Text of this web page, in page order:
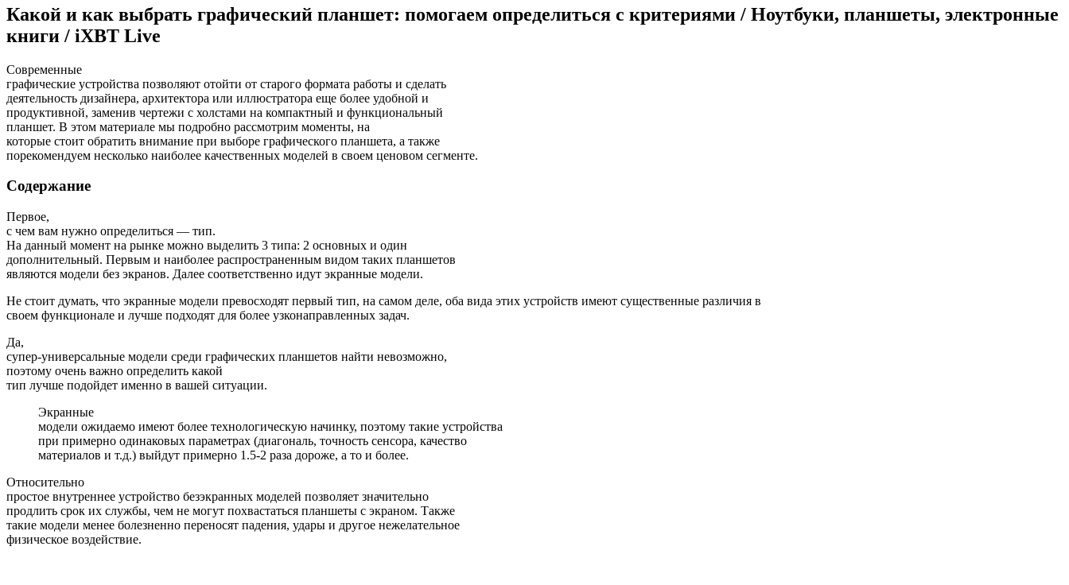
Какой и как выбрать графический планшет: помогаем определиться с критериями / Ноутбуки, планшеты, электронные
книги / iXBT Live
Современные
графические устройства позволяют отойти от старого формата работы и сделать
деятельность дизайнера, архитектора или иллюстратора еще более удобной и
продуктивной, заменив чертежи с холстами на компактный и функциональный
планшет. В этом материале мы подробно рассмотрим моменты, на
которые стоит обратить внимание при выборе графического планшета, а также
порекомендуем несколько наиболее качественных моделей в своем ценовом сегменте.
Содержание
Первое,
с чем вам нужно определиться — тип.
На данный момент на рынке можно выделить 3 типа: 2 основных и один
дополнительный. Первым и наиболее распространенным видом таких планшетов
являются модели без экранов. Далее соответственно идут экранные модели.
Не стоит думать, что экранные модели превосходят первый тип, на самом деле, оба вида этих устройств имеют существенные различия в
своем функционале и лучше подходят для более узконаправленных задач.
Да,
супер-универсальные модели среди графических планшетов найти невозможно,
поэтому очень важно определить какой
тип лучше подойдет именно в вашей ситуации.
Экранные
модели ожидаемо имеют более технологическую начинку, поэтому такие устройства
при примерно одинаковых параметрах (диагональ, точность сенсора, качество
материалов и т.д.) выйдут примерно 1.5-2 раза дороже, а то и более.
Относительно
простое внутреннее устройство безэкранных моделей позволяет значительно
продлить срок их службы, чем не могут похвастаться планшеты с экраном. Также
такие модели менее болезненно переносят падения, удары и другое нежелательное
физическое воздействие.